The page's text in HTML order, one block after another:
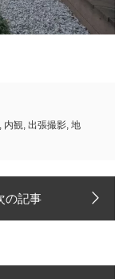
内観 出張撮影 地